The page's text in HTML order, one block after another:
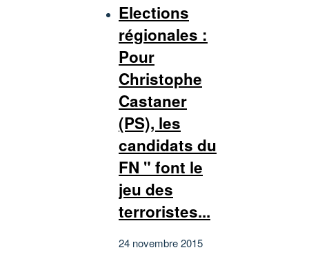
Elections
régionales :
Pour
Christophe
Castaner
(PS), les
candidats du
FN " font le
jeu des
terroristes...
24 novembre 2015